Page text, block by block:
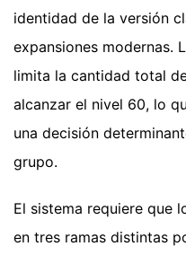
identidad de la versión
expansiones modernas.
limita la cantidad total
alcanzar el nivel 60, lo
una decisión
grupo.
El sistema requiere que
en tres ramas distintas